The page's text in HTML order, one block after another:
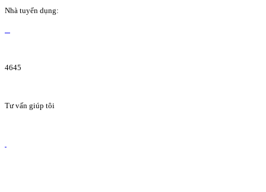
Nhà tuyển dụng:
4645
Tư vấn giúp tôi